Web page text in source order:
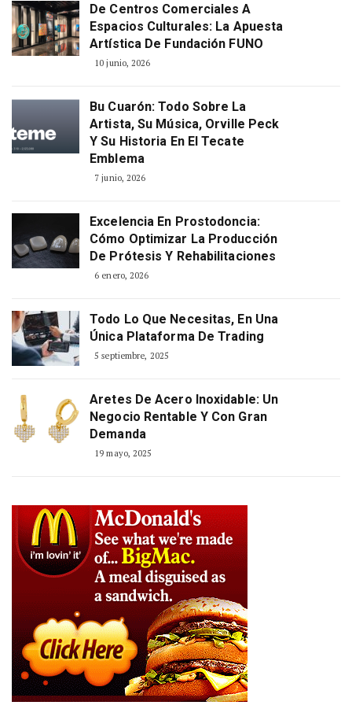
De Centros Comerciales A
Espacios Culturales: La Apuesta
Artística De Fundación FUNO
10 junio, 2026
Bu Cuarón: Todo Sobre La
Artista, Su Música, Orville Peck
Y Su Historia En El Tecate
Emblema
7 junio, 2026
Excelencia En Prostodoncia:
Cómo Optimizar La Producción
De Prótesis Y Rehabilitaciones
6 enero, 2026
Todo Lo Que Necesitas, En Una
Única Plataforma De Trading
5 septiembre, 2025
Aretes De Acero Inoxidable: Un
Negocio Rentable Y Con Gran
Demanda
19 mayo, 2025